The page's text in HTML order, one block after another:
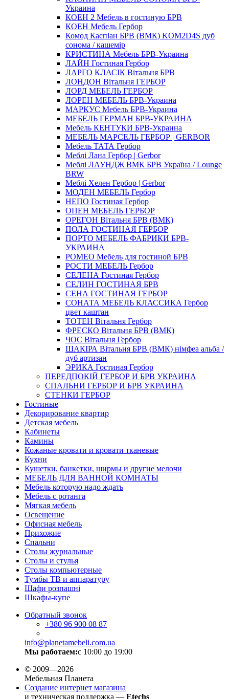
Украина
КОЕН 2 Мебель в гостиную БРВ
КОЕН Мебель Гербор
Комод Каспіан БРВ (ВМК) KOM2D4S дуб
сонома / кашемір
КРИСТИНА Мебель БРВ-Украина
ЛАЙН Гостиная Гербор
ЛАРГО КЛАСIК Вітальня БРВ
ЛОНДОН Вітальня ГЕРБОР
ЛОРД МЕБЕЛЬ ГЕРБОР
ЛОРЕН МЕБЕЛЬ БРВ-Украина
МАРКУС Мебель БРВ-Украина
МЕБЕЛЬ ГЕРМАН БРВ-УКРАИНА
Мебель КЕНТУКИ БРВ-Украина
МЕБЕЛЬ МАРСЕЛЬ ГЕРБОР | GERBOR
Мебель ТАТА Гербор
Меблi Лана Гербор | Gerbor
Меблi ЛАУНДЖ ВМК БРВ Україна / Lounge
BRW
Меблi Хелен Гербор | Gerbor
МОДЕН МЕБЕЛЬ Гербор
НЕПО Гостиная Гербор
ОПЕН МЕБЕЛЬ ГЕРБОР
ОРЕГОН Вітальня БРВ (ВМК)
ПОЛА ГОСТИНАЯ ГЕРБОР
ПОРТО МЕБЕЛЬ ФАБРИКИ БРВ-
УКРАИНА
РОМЕО Мебель для гостиной БРВ
РОСТИ МЕБЕЛЬ Гербор
СЕЛЕНА Гостиная Гербор
СЕЛИН ГОСТИНАЯ БРВ
СЕНА ГОСТИНАЯ ГЕРБОР
СОНАТА МЕБЕЛЬ КЛАССИКА Гербор
цвет каштан
ТОТЕН Вітальня Гербор
ФРЕСКО Вітальня БРВ (ВМК)
ЧОС Вітальня Гербор
ШАКІРА Вітальня БРВ (ВМК) німфеа альба /
дуб артизан
ЭРИКА Гостиная Гербор
ПЕРЕДПОКІЙ ГЕРБОР И БРВ УКРАИНА
СПАЛЬНИ ГЕРБОР И БРВ УКРАИНА
СТЕНКИ ГЕРБОР
Гостиные
Декорирование квартир
Детская мебель
Кабинеты
Камины
Кожаные кровати и кровати тканевые
Кухни
Кушетки, банкетки, ширмы и другие мелочи
МЕБЕЛЬ ДЛЯ ВАННОЙ КОМНАТЫ
Мебель которую надо ждать
Мебель с ротанга
Мягкая мебель
Освещение
Офисная мебель
Прихожие
Спальни
Столы журнальные
Столы и стулья
Столы компьютерные
Тумбы ТВ и аппаратуру
Шафи розпашні
Шкафы-купе
Обратный звонок
+380 96 900 08 87
info@planetamebeli.com.ua
Мы работаем:с 10:00 до 19:00
© 2009—2026
Мебельная Планета
Создание интернет магазина
и техническая поддержка — Etechs